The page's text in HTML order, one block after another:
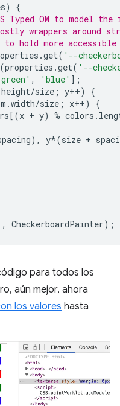
)
{
Typed OM to model
wrappers around
hold more
.get( '--
(properties .get( '--
, 'blue' ];
height/size ; y++)
{
.width/size ; x++)
{
[(x + y) % colors .
), y*(size +
, CheckerboardPainter);
para todos los
aún mejor, ahora
los valores hasta